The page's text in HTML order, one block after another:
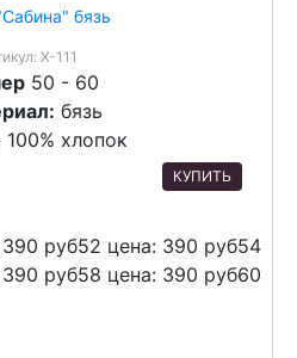
бязь
Х-111
50 - 60
бязь
100% хлопок
КУПИТЬ
руб52 цена: 390 руб54
руб58 цена: 390 руб60